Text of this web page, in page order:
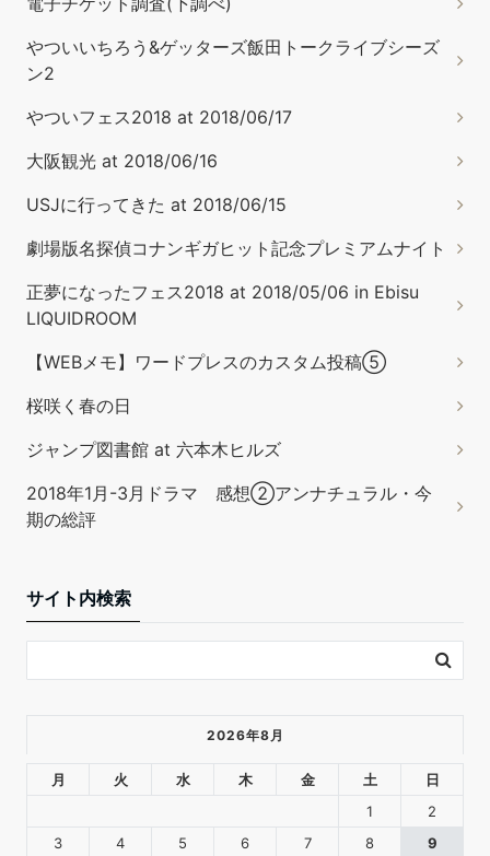
やついいちろう&ゲッターズ飯田トークライブシーズ
ン2
やついフェス2018 at 2018/06/17
大阪観光 at 2018/06/16
USJに行ってきた at 2018/06/15
劇場版名探偵コナンギガヒット記念プレミアムナイト
正夢になったフェス2018 at 2018/05/06 in Ebisu
LIQUIDROOM
【WEBメモ】ワードプレスのカスタム投稿⑤
桜咲く春の日
ジャンプ図書館 at 六本木ヒルズ
2018年1月-3月ドラマ 感想②アンナチュラル・今
期の総評
サイト内検索
2026年8月
月 火 水 木 金 土
日
1
2
3
4 5 6 7 8 9